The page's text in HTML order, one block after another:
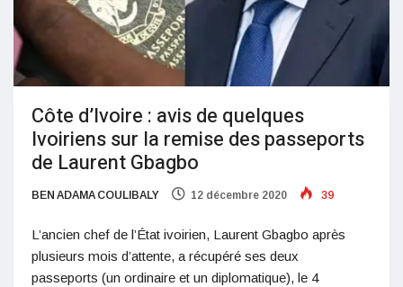
Côte d’Ivoire : avis de quelques
Ivoiriens sur la remise des passeports
de Laurent Gbagbo
BEN ADAMA COULIBALY 12 décembre 2020 39
L’ancien chef de l’État ivoirien, Laurent Gbagbo après
plusieurs mois d’attente, a récupéré ses deux
passeports (un ordinaire et un diplomatique), le 4